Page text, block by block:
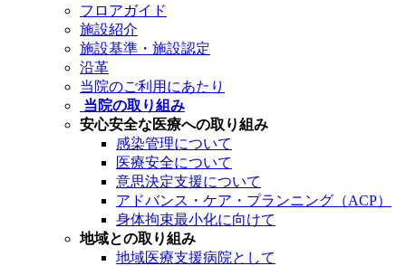
フロアガイド
施設紹介
施設基準・施設認定
沿革
当院のご利用にあたり
当院の取り組み
安心安全な医療への取り組み
感染管理について
医療安全について
意思決定支援について
アドバンス・ケア・プランニング（ACP）
身体拘束最小化に向けて
地域との取り組み
地域医療支援病院として